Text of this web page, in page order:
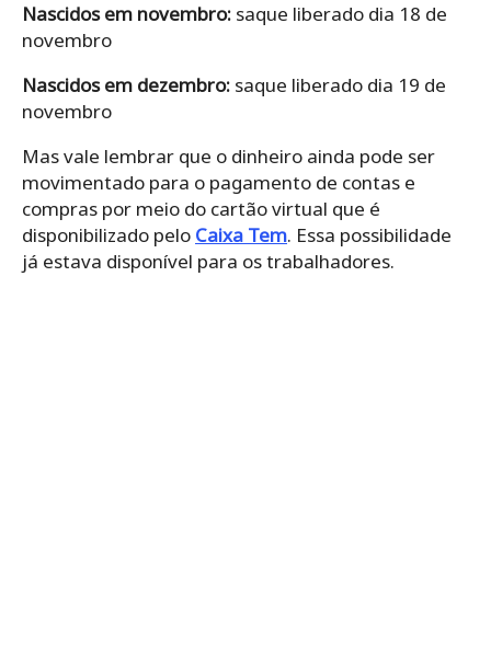
Nascidos em novembro: saque liberado dia 18 de
novembro
Nascidos em dezembro: saque liberado dia 19 de
novembro
Mas vale lembrar que o dinheiro ainda pode ser
movimentado para o pagamento de contas e
compras por meio do cartão virtual que é
disponibilizado pelo Caixa Tem. Essa possibilidade
já estava disponível para os trabalhadores.